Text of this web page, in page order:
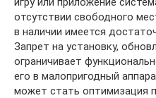
отсутствии свободного
в наличии имеется
Запрет на установку,
ограничивает
его в малопригодный
может стать оптимизация